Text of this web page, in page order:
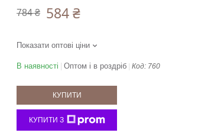
784 ₴ 584 ₴
Показати оптові ціни
В наявності Оптом і в роздріб Код: 760
КУПИТИ
КУПИТИ З